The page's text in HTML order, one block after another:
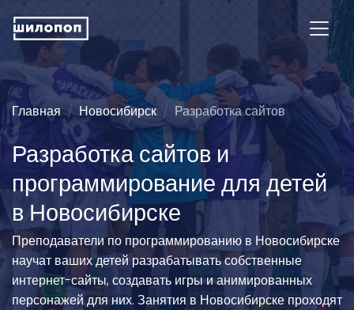
Главная Новосибирск Разработка сайтов
Разработка сайтов и
программирование для детей
в Новосибирске
Преподаватели по программированию в Новосибирске
научат ваших детей разрабатывать собственные
интернет-сайты, создавать игры и анимированных
персонажей для них. Занятия в Новосибирске проходят